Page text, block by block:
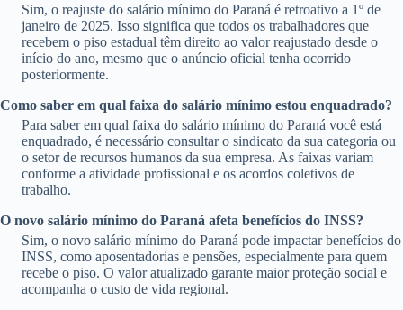
Sim, o reajuste do salário mínimo do Paraná é retroativo a 1º de
janeiro de 2025. Isso significa que todos os trabalhadores que
recebem o piso estadual têm direito ao valor reajustado desde o
início do ano, mesmo que o anúncio oficial tenha ocorrido
posteriormente.
Como saber em qual faixa do salário mínimo estou enquadrado?
Para saber em qual faixa do salário mínimo do Paraná você está
enquadrado, é necessário consultar o sindicato da sua categoria ou
o setor de recursos humanos da sua empresa. As faixas variam
conforme a atividade profissional e os acordos coletivos de
trabalho.
O novo salário mínimo do Paraná afeta benefícios do INSS?
Sim, o novo salário mínimo do Paraná pode impactar benefícios do
INSS, como aposentadorias e pensões, especialmente para quem
recebe o piso. O valor atualizado garante maior proteção social e
acompanha o custo de vida regional.